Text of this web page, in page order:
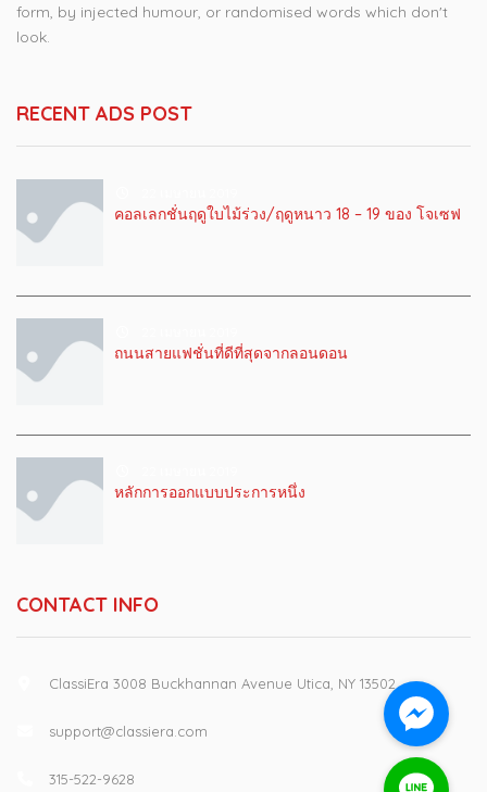
form, by injected humour, or randomised words which don't
look.
RECENT ADS POST
คอลเลกชั่นฤดูใบไม้ร่วง/ฤดูหนาว 18 – 19 ของ โจเซฟ
ถนนสายแฟชั่นที่ดีที่สุดจากลอนดอน
หลักการออกแบบประการหนึ่ง
CONTACT INFO
ClassiEra 3008 Buckhannan Avenue Utica, NY 13502
support@classiera.com
315-522-9628